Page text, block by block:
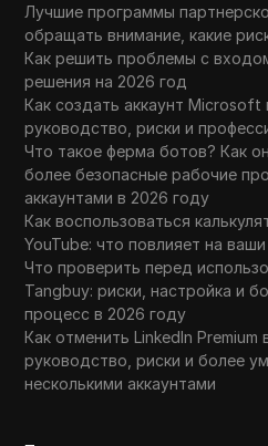
Лучшие программы
обращать внимание, какие
Как решить проблемы с
решения на 2026 год
Как создать аккаунт
руководство, риски и
Что такое ферма ботов? Как
более безопасные рабочие
аккаунтами в 2026 году
Как воспользоваться
YouTube: что повлияет на
Что проверить перед
Tangbuy: риски, настройка и
процесс в 2026 году
Как отменить LinkedIn
руководство, риски и более
несколькими аккаунтами